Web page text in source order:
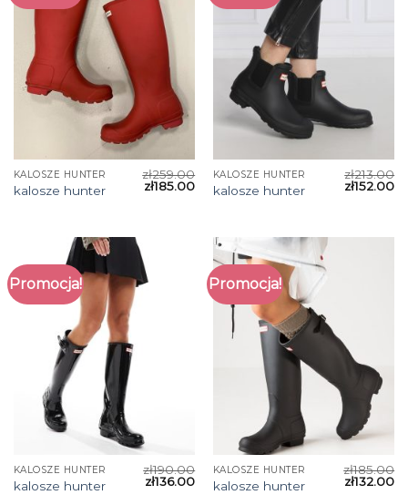
KALOSZE HUNTER
kalosze hunter
zł259.00
zł185.00
KALOSZE HUNTER
kalosze hunter
zł213.00
zł152.00
Promocja!
KALOSZE HUNTER
kalosze hunter
zł190.00
zł136.00
Promocja!
KALOSZE HUNTER
kalosze hunter
zł185.00
zł132.00